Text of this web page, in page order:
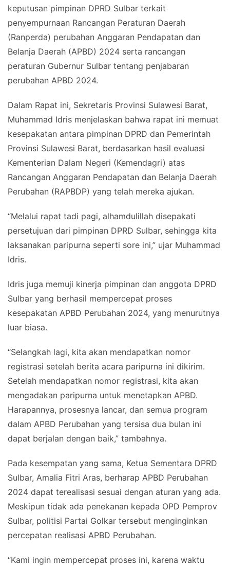
keputusan pimpinan DPRD Sulbar terkait
penyempurnaan Rancangan Peraturan Daerah
(Ranperda) perubahan Anggaran Pendapatan dan
Belanja Daerah (APBD) 2024 serta rancangan
peraturan Gubernur Sulbar tentang penjabaran
perubahan APBD 2024.
Dalam Rapat ini, Sekretaris Provinsi Sulawesi Barat,
Muhammad Idris menjelaskan bahwa rapat ini memuat
kesepakatan antara pimpinan DPRD dan Pemerintah
Provinsi Sulawesi Barat, berdasarkan hasil evaluasi
Kementerian Dalam Negeri (Kemendagri) atas
Rancangan Anggaran Pendapatan dan Belanja Daerah
Perubahan (RAPBDP) yang telah mereka ajukan.
“Melalui rapat tadi pagi, alhamdulillah disepakati
persetujuan dari pimpinan DPRD Sulbar, sehingga kita
laksanakan paripurna seperti sore ini,” ujar Muhammad
Idris.
Idris juga memuji kinerja pimpinan dan anggota DPRD
Sulbar yang berhasil mempercepat proses
kesepakatan APBD Perubahan 2024, yang menurutnya
luar biasa.
“Selangkah lagi, kita akan mendapatkan nomor
registrasi setelah berita acara paripurna ini dikirim.
Setelah mendapatkan nomor registrasi, kita akan
mengadakan paripurna untuk menetapkan APBD.
Harapannya, prosesnya lancar, dan semua program
dalam APBD Perubahan yang tersisa dua bulan ini
dapat berjalan dengan baik,” tambahnya.
Pada kesempatan yang sama, Ketua Sementara DPRD
Sulbar, Amalia Fitri Aras, berharap APBD Perubahan
2024 dapat terealisasi sesuai dengan aturan yang ada.
Meskipun tidak ada penekanan kepada OPD Pemprov
Sulbar, politisi Partai Golkar tersebut menginginkan
percepatan realisasi APBD Perubahan.
“Kami ingin mempercepat proses ini, karena waktu